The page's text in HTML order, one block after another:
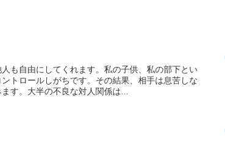
も自由にしてくれます。私の子供、私の部下とい
トロールしがちです。その結果、相手は息苦しな
す。大半の不良な対人関係は...